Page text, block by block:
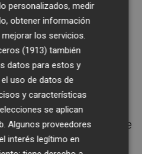
la anterior?", se ha
dación en pago ni
por impago
que proteja de
ha criticado.
que desde la
se pretende aplicar se
la protección al
personalizados, medir
obtener información
los servicios.
(1913) también
datos para estos y
uso de datos de
y características
se aplican
Algunos proveedores
interés legítimo en